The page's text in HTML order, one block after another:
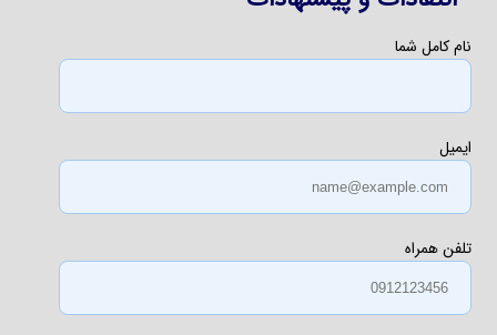
نام کامل شما
ایمیل
تلفن همراه